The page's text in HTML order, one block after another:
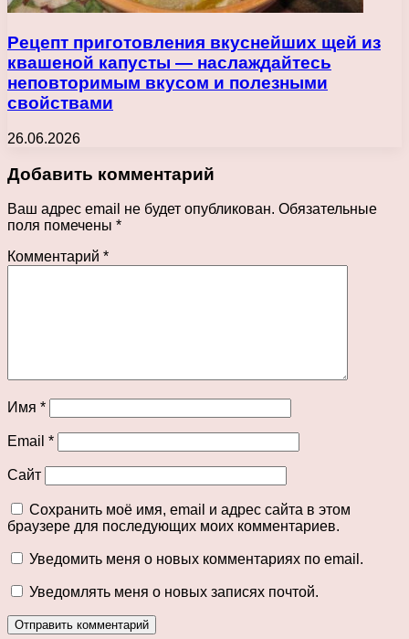
Рецепт приготовления вкуснейших щей из
квашеной капусты — наслаждайтесь
неповторимым вкусом и полезными
свойствами
26.06.2026
Добавить комментарий
Ваш адрес email не будет опубликован. Обязательные
поля помечены *
Комментарий *
Имя *
Email *
Сайт
Сохранить моё имя, email и адрес сайта в этом
браузере для последующих моих комментариев.
Уведомить меня о новых комментариях по email.
Уведомлять меня о новых записях почтой.